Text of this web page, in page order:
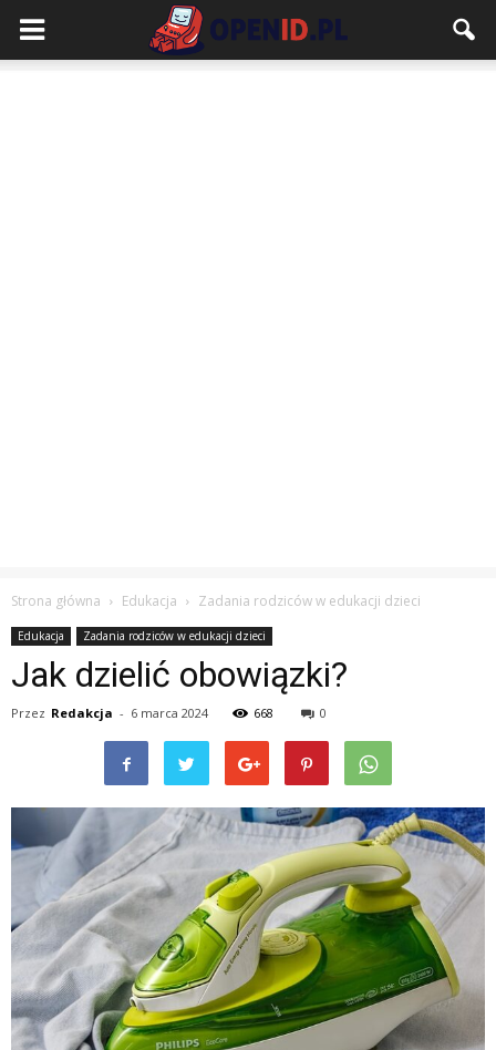
Strona główna Edukacja Zadania rodziców w edukacji dzieci
Edukacja Zadania rodziców w edukacji dzieci
Jak dzielić obowiązki?
Przez Redakcja - 6 marca 2024 668 0